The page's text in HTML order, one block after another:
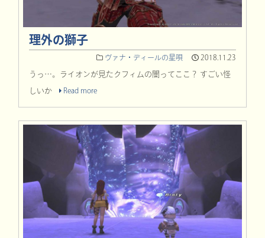
理外の獅子
ヴァナ・ディールの星唄 2018.11.23
うっ…。ライオンが見たクフィムの闇ってここ？ すごい怪
しいか Read more